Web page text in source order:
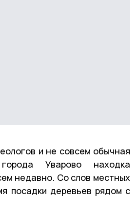
и не совсем обычная
Уварово находка
недавно. Со слов местных
посадки деревьев рядом с